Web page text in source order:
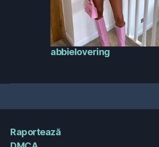
abbielovering
Raportează